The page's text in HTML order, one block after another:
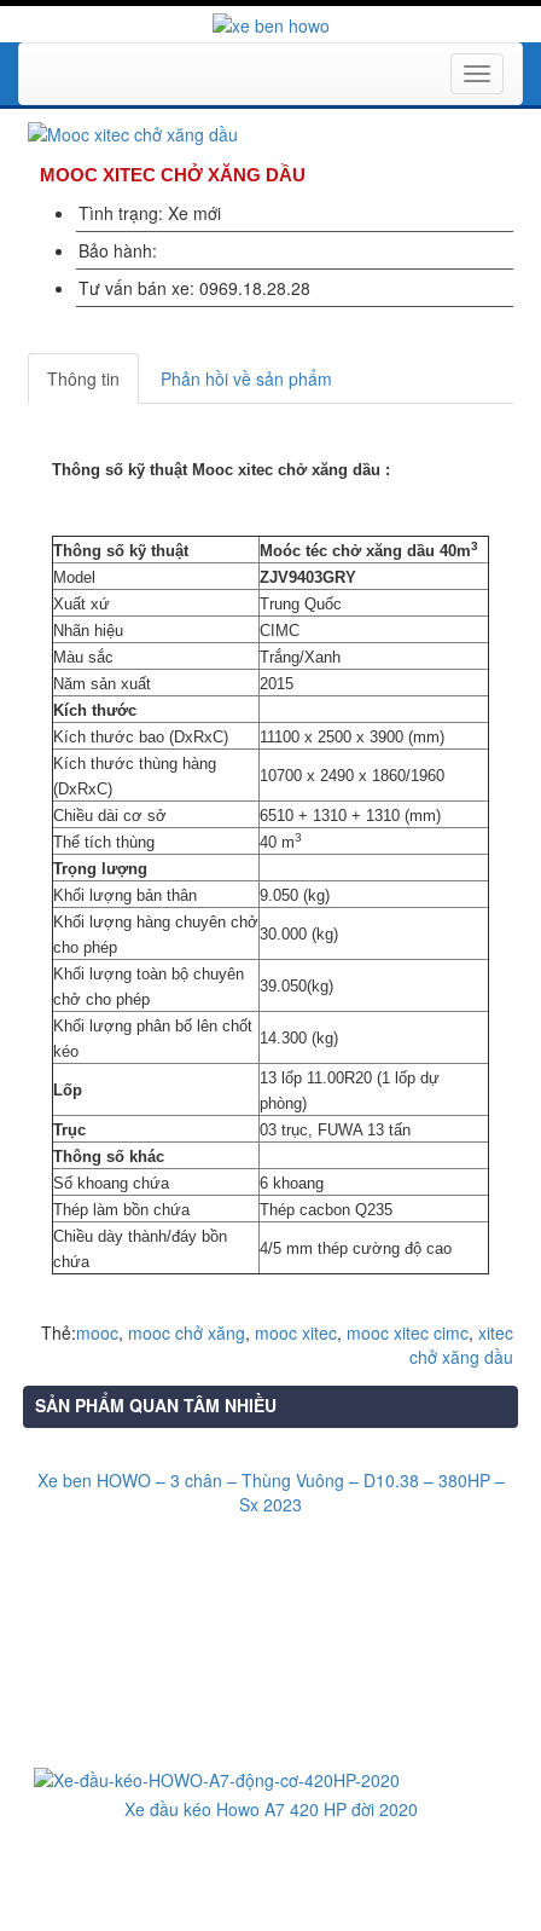
Toggle
MOOC XITEC CHỞ XĂNG DẦU
Tình trạng: Xe mới
Bảo hành:
Tư vấn bán xe: 0969.18.28.28
Thông tin Phản hồi về sản phẩm
Thông số kỹ thuật Mooc xitec chở xăng dầu :
Thông số kỹ thuật Moóc téc chở xăng dầu 40m3
Model
ZJV9403GRY
Xuất xứ
Trung Quốc
Nhãn hiệu
CIMC
Màu sắc
Trắng/Xanh
Năm sản xuất
2015
Kích thước
Kích thước bao (DxRxC)
11100 x 2500 x 3900 (mm)
Kích thước thùng hàng
(DxRxC)
10700 x 2490 x 1860/1960
Chiều dài cơ sở
6510 + 1310 + 1310 (mm)
Thể tích thùng
40 m3
Trọng lượng
Khối lượng bản thân
9.050 (kg)
Khối lượng hàng chuyên chở
cho phép
30.000 (kg)
Khối lượng toàn bộ chuyên
chở cho phép
39.050(kg)
Khối lượng phân bố lên chốt
kéo
14.300 (kg)
Lốp
13 lốp 11.00R20 (1 lốp dự
phòng)
Trục
03 trục, FUWA 13 tấn
Thông số khác
Số khoang chứa
6 khoang
Thép làm bồn chứa
Thép cacbon Q235
Chiều dày thành/đáy bồn
chứa
4/5 mm thép cường độ cao
Thẻ:mooc, mooc chở xăng, mooc xitec, mooc xitec cimc, xitec
chở xăng dầu
SẢN PHẨM QUAN TÂM NHIỀU
Xe ben HOWO – 3 chân – Thùng Vuông – D10.38 – 380HP –
Sx 2023
Xe đầu kéo Howo A7 420 HP đời 2020